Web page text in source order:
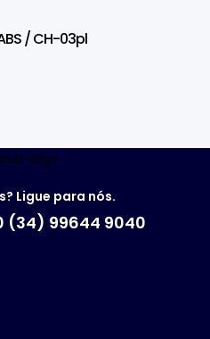
/ CH-03pl
Ligue para nós.
(34) 99644 9040